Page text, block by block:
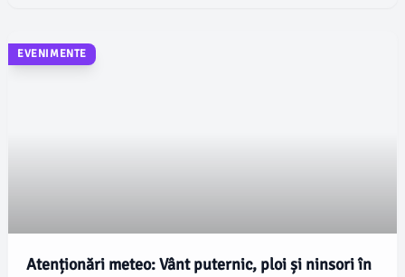
EVENIMENTE
Atenționări meteo: Vânt puternic, ploi și ninsori în